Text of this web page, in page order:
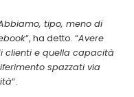
tipo, meno di
“, ha detto. “Avere
clienti e quella capacità
spazzati via
“.